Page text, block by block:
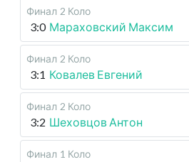
Финал 2 Коло
3:0 Мараховский Максим
Финал 2 Коло
3:1 Ковалев Евгений
Финал 2 Коло
3:2 Шеховцов Антон
Финал 1 Коло